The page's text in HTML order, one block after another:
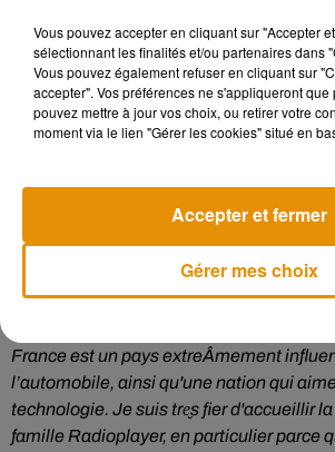
Nous sommes tre̬s heureux d’avoir
Radioplayer pour pouvoir accroiÂtre
maiÂtrise de nos contenus et notre
les interfaces. L’univers automobile et
connectées sont des lieux d’écoute
choisi une solution européenne, cela va
d’échanger nos expériences entre
différents pays et de négocier a̬ un
pour mieux nous faire entendre. »
France est un pays extreÂmement
l’automobile, ainsi qu'une nation qui
technologie. Je suis tre̬s fier d'accueillir
famille Radioplayer, en particulier parce
Vous pouvez accepter en cliquant sur "Accepter
sélectionnant les finalités et/ou partenaires dans
Vous pouvez également refuser en cliquant sur
accepter". Vos préférences ne s'appliqueront que
pouvez mettre à jour vos choix, ou retirer votre
moment via le lien "Gérer les cookies" situé en
Gérer mes choix
Accepter et fermer